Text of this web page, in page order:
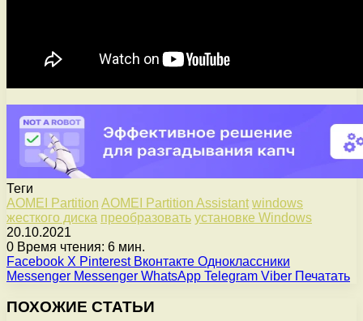
Теги
AOMEI Partition AOMEI Partition Assistant windows
жесткого диска преобразовать установке Windows
20.10.2021
0 Время чтения: 6 мин.
Facebook X Pinterest Вконтакте Одноклассники
Messenger Messenger WhatsApp Telegram Viber Печатать
ПОХОЖИЕ СТАТЬИ